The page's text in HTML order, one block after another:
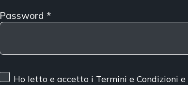
Password *
Ho letto e accetto i Termini e Condizioni e